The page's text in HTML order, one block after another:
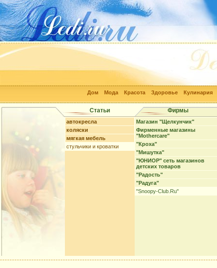
Дом Мода Красота Здоровье Кулинария
Статьи Фирмы
автокресла
коляски
мягкая мебель
стульчики и кроватки
Магазин "Щелкунчик"
Фирменные магазины
"Mothercare"
"Кроха"
"Мишутка"
"ЮНИОР" сеть магазинов
детских товаров
"Радость"
"Радуга"
"Snoopy-Club.Ru"